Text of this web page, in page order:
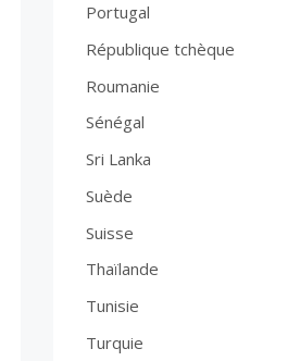
Portugal
République tchèque
Roumanie
Sénégal
Sri Lanka
Suède
Suisse
Thaïlande
Tunisie
Turquie